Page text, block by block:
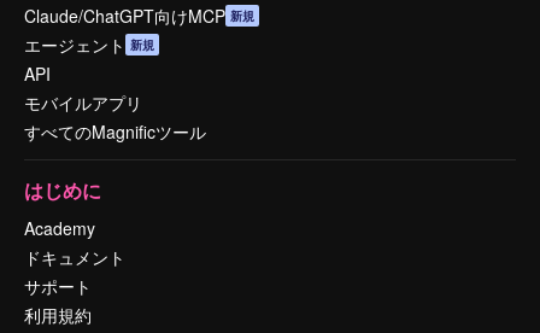
Claude/ChatGPT向けMCP 新規
エージェント 新規
API
モバイルアプリ
すべてのMagnificツール
はじめに
Academy
ドキュメント
サポート
利用規約